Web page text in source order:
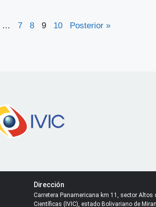
… 7 8 9 10 Posterior »
Dirección
Carretera Panamericana km 11, sector
Científicas (IVIC), estado Bolivariano de